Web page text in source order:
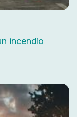
incendio